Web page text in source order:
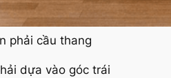
phải cầu thang
dựa vào góc trái